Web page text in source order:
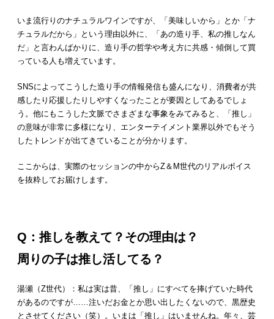
いま流行りのナチュラルワインですが、「美味しいから」とか「ナ
チュラルだから」という理由以外に、「あの造り手、私の推しなん
だ」と言わんばかりに、造り手の哲学や考え方に共感・傾倒して買
っている人も増えています。
SNSによってこうした造り手の情報発信も盛んになり、消費者が共
感したり応援したりしやすくなったことが要因としてあるでしょ
う。他にもこうした文脈でさまざまな事象をみてみると、「推し」
の意味が非常に多様になり、エンターテイメント業界以外でもそう
したトレンドが出てきていることが分かります。
ここからは、実際のセッションの中からZ＆M世代のリアルボイス
を抜粋してお届けします。
Q ：推しを教えて？その理由は？
周りの子は推し活してる？
湯瀬（Z世代）：私は実は昔、「推し」にすべてを捧げていた時代
があるのですが……注いだお金とか思い出したくないので、黒歴史
とさせてください（笑）。いまは「推し」はいませんね。年々、芸